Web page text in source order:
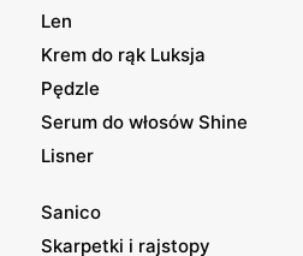
Len
Krem do rąk Luksja
Pędzle
Serum do włosów Shine
Lisner
Sanico
Skarpetki i rajstopy